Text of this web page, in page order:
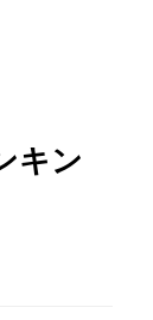
キン